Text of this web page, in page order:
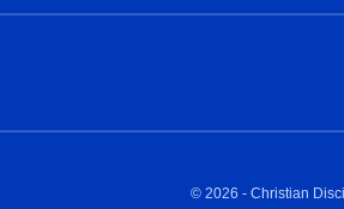
© 2026 - Christian